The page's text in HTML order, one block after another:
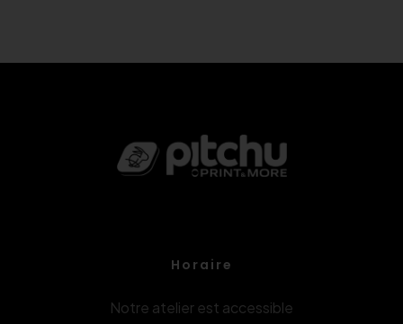
Horaire
Notre atelier est accessible